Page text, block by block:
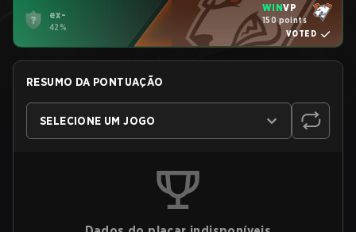
ex-
42%
WINVP
150 points
VOTED
RESUMO DA PONTUAÇÃO
SELECIONE UM JOGO